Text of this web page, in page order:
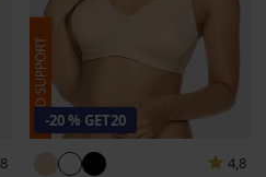
-20 % GET20
4,8